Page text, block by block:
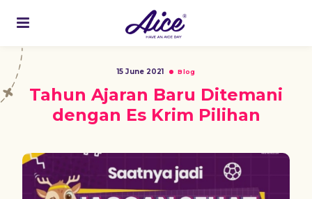
15 June 2021 Blog
Tahun Ajaran Baru Ditemani
dengan Es Krim Pilihan